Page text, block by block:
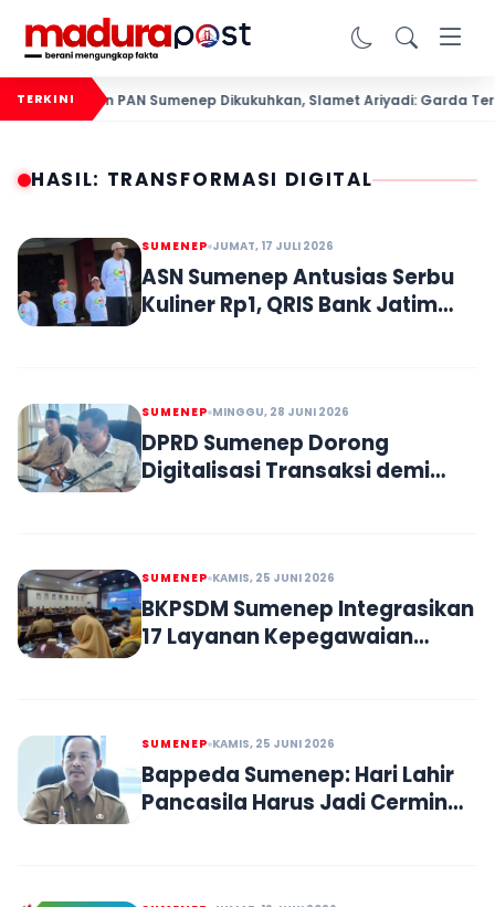
TERKINI
Relawan PAN Sumenep Dikukuhkan, Slamet Ariyadi: Garda
HASIL: TRANSFORMASI DIGITAL
SUMENEP JUMAT, 17 JULI 2026
ASN Sumenep Antusias Serbu
Kuliner Rp1, QRIS Bank Jatim
SUMENEP MINGGU, 28 JUNI 2026
DPRD Sumenep Dorong
Digitalisasi Transaksi demi
SUMENEP KAMIS, 25 JUNI 2026
BKPSDM Sumenep Integrasikan
17 Layanan Kepegawaian
SUMENEP KAMIS, 25 JUNI 2026
Bappeda Sumenep: Hari Lahir
Pancasila Harus Jadi Cermin